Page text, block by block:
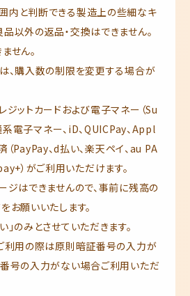
内と判断できる製造上の些細なキ
以外の返品・交換はできません。
せん。
、購入数の制限を変更する場合が
ジットカードおよび電子マネー（Su
電子マネー、iD、QUICPay、Appl
（PayPay、d払い、楽天ペイ、au PA
）がご利用いただけます。
ジはできませんので、事前に残高の
お願いいたします。
」のみとさせていただきます。
利用の際は原則暗証番号の入力が
番号の入力がない場合ご利用いただ